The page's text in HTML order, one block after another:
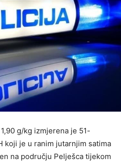
g/kg izmjerena je 51-
koji je u ranim jutarnjim satima
na području Pelješca tijekom